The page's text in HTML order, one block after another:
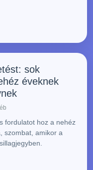
sok
éveknek
fordulatot hoz a nehéz
szombat, amikor a